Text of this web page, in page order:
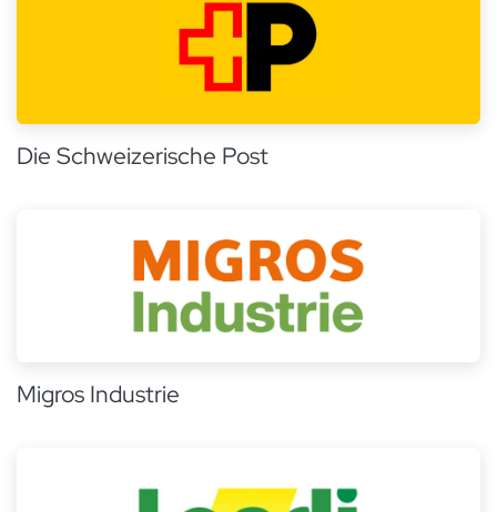
Die Schweizerische Post
Migros Industrie